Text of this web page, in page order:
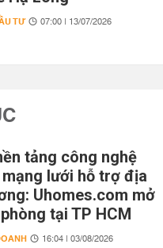
TƯ 07:00 | 13/07/2026
tảng công nghệ
lưới hỗ trợ địa
Uhomes.com mở
tại TP HCM
16:04 | 03/08/2026